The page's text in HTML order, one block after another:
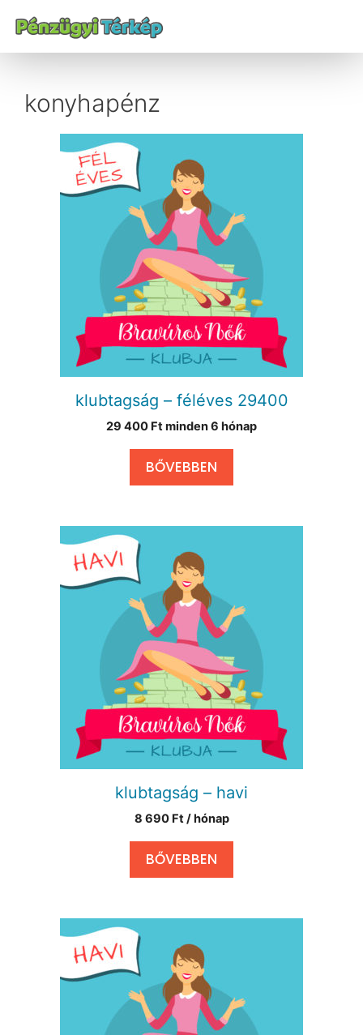
konyhapénz
klubtagság – féléves 29400
29 400 Ft minden 6 hónap
BŐVEBBEN
klubtagság – havi
8 690 Ft / hónap
BŐVEBBEN